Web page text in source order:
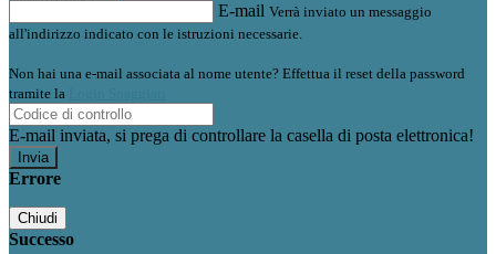
E-mail Verrà inviato un messaggio
all'indirizzo indicato con le istruzioni necessarie.
Non hai una e-mail associata al nome utente? Effettua il reset della password
tramite la
E-mail inviata, si prega di controllare la casella di posta elettronica!
Errore
Chiudi
Successo